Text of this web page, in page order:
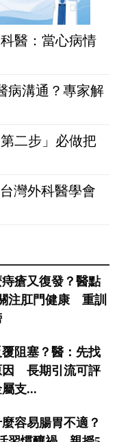
醫：當心病情
病溝通？專家解
二步」必做把
灣外科醫學會
瘡又復發？醫點
注肛門健康 重訓
阻塞？醫：先找
因 長期引流可評
支...
容易腸胃不適？